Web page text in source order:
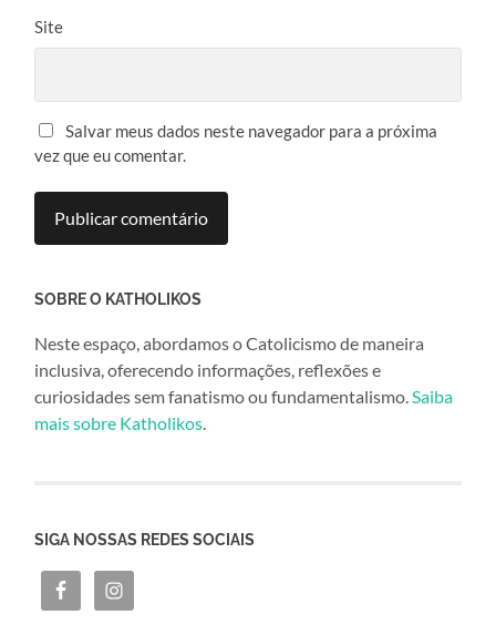
Site
Salvar meus dados neste navegador para a próxima
vez que eu comentar.
SOBRE O KATHOLIKOS
Neste espaço, abordamos o Catolicismo de maneira
inclusiva, oferecendo informações, reflexões e
curiosidades sem fanatismo ou fundamentalismo.Saiba
mais sobre Katholikos.
SIGA NOSSAS REDES SOCIAIS